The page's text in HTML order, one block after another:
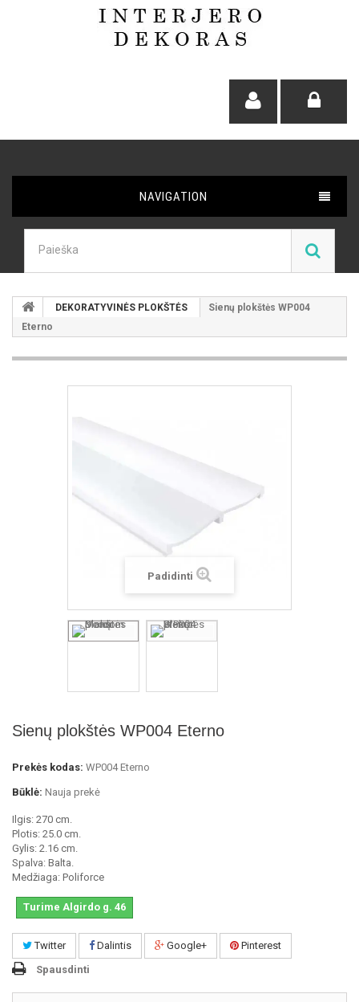
NAVIGATION
DEKORATYVINĖS PLOKŠTĖS
Sienų plokštės WP004
Eterno
Padidinti
Sienų plokštės WP004 Eterno
Prekės kodas: WP004 Eterno
Būklė: Nauja prekė
Ilgis: 270 cm.
Plotis: 25.0 cm.
Gylis: 2.16 cm.
Spalva: Balta.
Medžiaga: Poliforce
Turime Algirdo g. 46
Twitter Dalintis Google+
Pinterest
Spausdinti